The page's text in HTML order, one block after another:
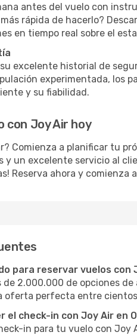
antes del vuelo con
rápida de hacerlo?
en tiempo real sobre el
excelente historial de
experimentada, los
y su fiabilidad.
con Joy Air hoy
Comienza a planificar tu
y un excelente servicio al
Reserva ahora y comienza
para reservar vuelos con
de 2.000.000 de opciones
oferta perfecta entre
el check-in con Joy Air en
in para tu vuelo con